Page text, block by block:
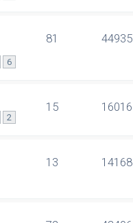
6
81 44935
2
15 16016
13 14168